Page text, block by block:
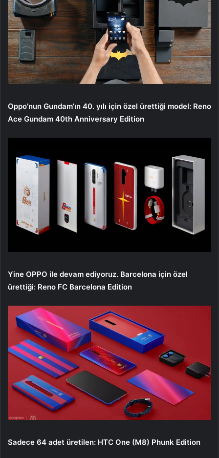
Oppo’nun Gundam’ın 40. yılı için özel ürettiği model: Reno
Ace Gundam 40th Anniversary Edition
Yine OPPO ile devam ediyoruz. Barcelona için özel
ürettiği: Reno FC Barcelona Edition
Sadece 64 adet üretilen: HTC One (M8) Phunk Edition